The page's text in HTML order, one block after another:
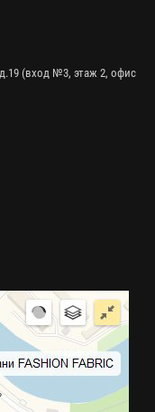
(вход №3, этаж 2, офис